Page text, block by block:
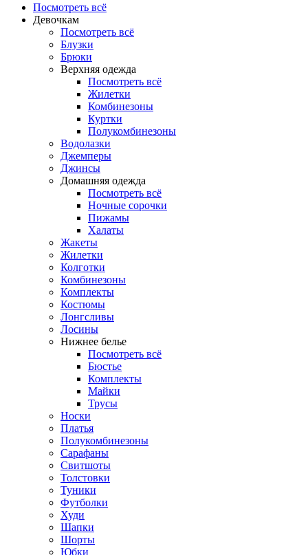
Посмотреть всё
Девочкам
Посмотреть всё
Блузки
Брюки
Верхняя одежда
Посмотреть всё
Жилетки
Комбинезоны
Куртки
Полукомбинезоны
Водолазки
Джемперы
Джинсы
Домашняя одежда
Посмотреть всё
Ночные сорочки
Пижамы
Халаты
Жакеты
Жилетки
Колготки
Комбинезоны
Комплекты
Костюмы
Лонгсливы
Лосины
Нижнее белье
Посмотреть всё
Бюстье
Комплекты
Майки
Трусы
Носки
Платья
Полукомбинезоны
Сарафаны
Свитшоты
Толстовки
Туники
Футболки
Худи
Шапки
Шорты
Юбки